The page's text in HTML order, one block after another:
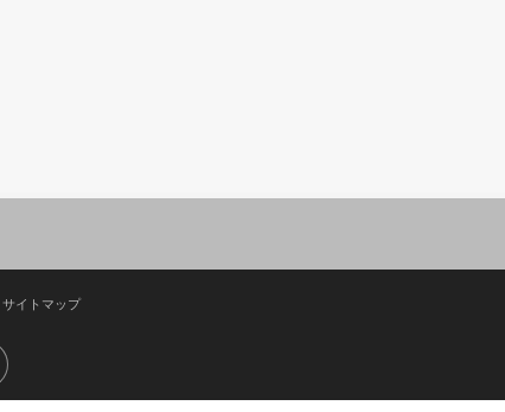
サイトマップ